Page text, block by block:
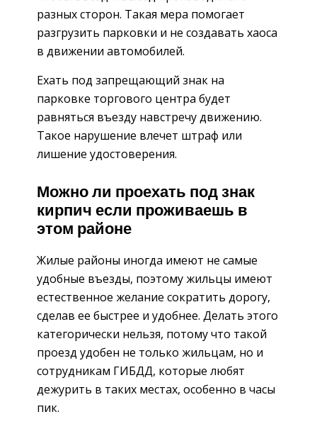
разных сторон. Такая мера помогает
разгрузить парковки и не создавать хаоса
в движении автомобилей.
Ехать под запрещающий знак на
парковке торгового центра будет
равняться въезду навстречу движению.
Такое нарушение влечет штраф или
лишение удостоверения.
Можно ли проехать под знак
кирпич если проживаешь в
этом районе
Жилые районы иногда имеют не самые
удобные въезды, поэтому жильцы имеют
естественное желание сократить дорогу,
сделав ее быстрее и удобнее. Делать этого
категорически нельзя, потому что такой
проезд удобен не только жильцам, но и
сотрудникам ГИБДД, которые любят
дежурить в таких местах, особенно в часы
пик.